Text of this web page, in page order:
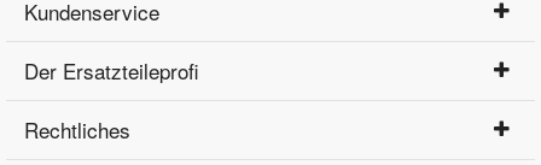
Kundenservice
Der Ersatzteileprofi
Rechtliches